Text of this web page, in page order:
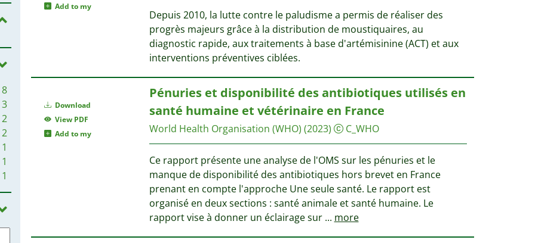
8
3
2
2
1
1
1
Add to my
Depuis 2010, la lutte contre le paludisme a permis de réaliser des
progrès majeurs grâce à la distribution de moustiquaires, au
diagnostic rapide, aux traitements à base d'artémisinine (ACT) et aux
interventions préventives ciblées.
Download
View PDF
Add to my
Pénuries et disponibilité des antibiotiques utilisés en
santé humaine et vétérinaire en France
World Health Organisation (WHO) (2023) C_WHO
Ce rapport présente une analyse de l'OMS sur les pénuries et le
manque de disponibilité des antibiotiques hors brevet en France
prenant en compte l'approche Une seule santé. Le rapport est
organisé en deux sections : santé animale et santé humaine. Le
rapport vise à donner un éclairage sur ... more